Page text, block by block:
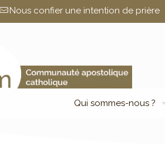
Nous confier une intention de prière
Qui sommes-nous ?